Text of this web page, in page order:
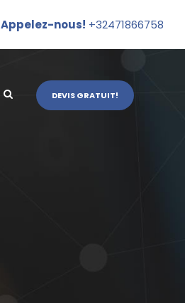
Appelez-nous! +32471866758
DEVIS GRATUIT!